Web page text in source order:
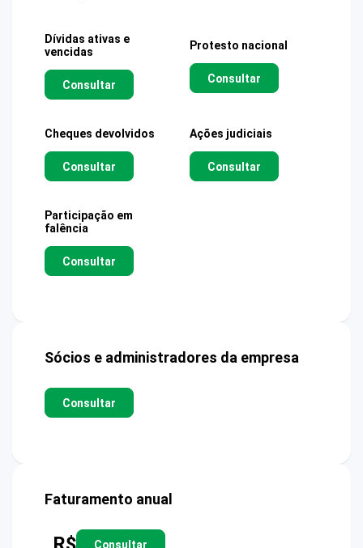
Dívidas ativas e
vencidas
Consultar
Protesto nacional
Consultar
Cheques devolvidos
Consultar
Ações judiciais
Consultar
Participação em
falência
Consultar
Sócios e administradores da empresa
Consultar
Faturamento anual
Consultar